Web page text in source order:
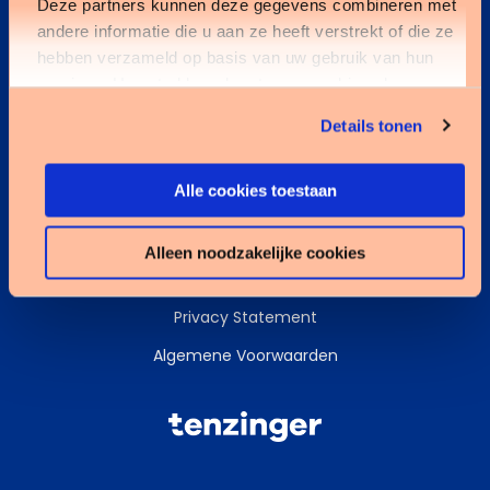
Deze partners kunnen deze gegevens combineren met
andere informatie die u aan ze heeft verstrekt of die ze
hebben verzameld op basis van uw gebruik van hun
services. U gaat akkoord met onze cookies als u onze
Details tonen
Alle cookies toestaan
Alleen noodzakelijke cookies
Kennisbank
Services
Cookies
Privacy Statement
Algemene Voorwaarden
Tenzinger